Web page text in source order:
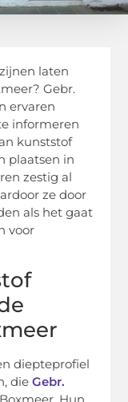
laten
Gebr.
ervaren
informeren
kunststof
plaatsen in
zestig al
ze door
als het gaat
voor
diepteprofiel
dieGebr.